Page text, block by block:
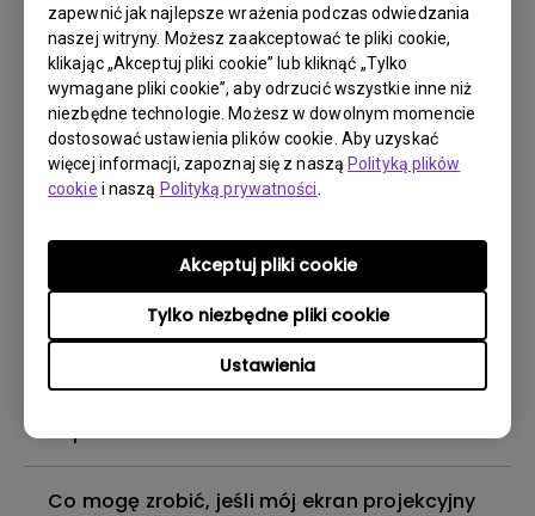
zapewnić jak najlepsze wrażenia podczas odwiedzania
naszej witryny. Możesz zaakceptować te pliki cookie,
klikając „Akceptuj pliki cookie” lub kliknąć „Tylko
wymagane pliki cookie”, aby odrzucić wszystkie inne niż
niezbędne technologie. Możesz w dowolnym momencie
dostosować ustawienia plików cookie. Aby uzyskać
więcej informacji, zapoznaj się z nasząPolityką plików
cookie i naszą Polityką prywatności
Ustawienia
Tylko niezbędne pliki cookie
Akceptuj pliki cookie
Aplikacje czasami niespodziewanie
zamykają się na moim telewizorze Android,
a system zawiesza się i wraca do ekranu
głównego. Jak mogę to naprawić?
Jaka wersja kabla HDMI jest zgodna z 4K
Słyszę dźwięk, ale ekran zawsze jest pusty
po podłączeniu urządzenia mobilnego do
projektora za pomocą kabla lub adaptera i
próbie strumieniowania treści z serwisów
naprawić?
Co mogę zrobić, jeśli mój ekran projekcyjny